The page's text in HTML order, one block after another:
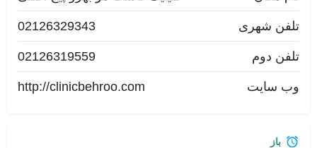
تلفن شهری 02126329343
تلفن دوم 02126319559
وب سایت http://clinicbehroo.com
باز